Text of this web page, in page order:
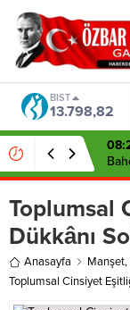
islami
chat
omegla
türk
sohbet
cinsel
sohbet
dini
chat
BIST
13.798,82
Toplumsal
Dükkânı
Anasayfa Manşet,
Toplumsal Cinsiyet